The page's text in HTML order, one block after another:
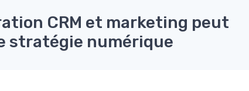
CRM et marketing peut
stratégie numérique